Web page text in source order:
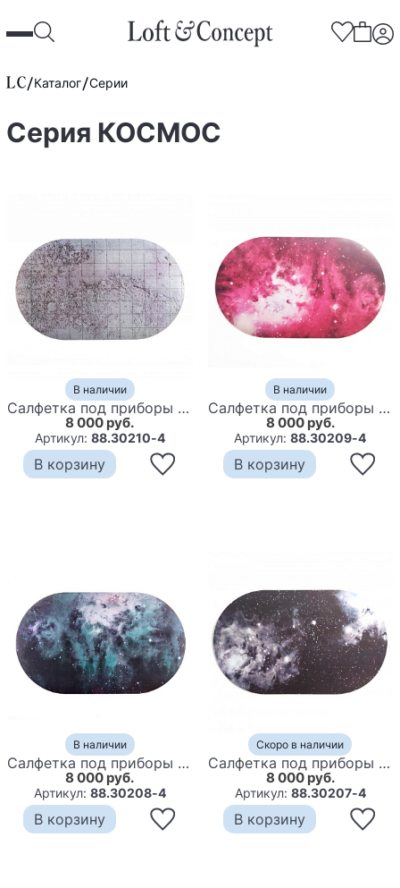
Каталог Серии
Серия КОСМОС
В наличии
Салфетка под приборы Seletti Lunar landing
8 000 руб.
Артикул: 88.30210-4
В корзину
В наличии
Салфетка под приборы Seletti Skie of mars
8 000 руб.
Артикул:88.30209-4
В корзину
В наличии
Салфетка под приборы Seletti Nebulosa
8 000 руб.
Артикул: 88.30208-4
В корзину
Скоро в наличии
Салфетка под приборы Seletti Universe
8 000 руб.
Артикул: 88.30207-4
В корзину